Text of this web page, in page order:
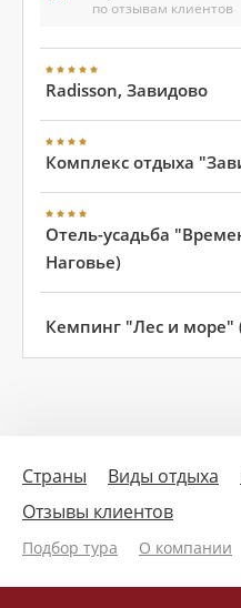
по отзывам клиентов
Radisson, Завидово
Комплекс отдыха
Отель-усадьба
Наговье)
Кемпинг "Лес и море"
Страны Виды отдыха
Отзывы клиентов
Подбор тура О компании